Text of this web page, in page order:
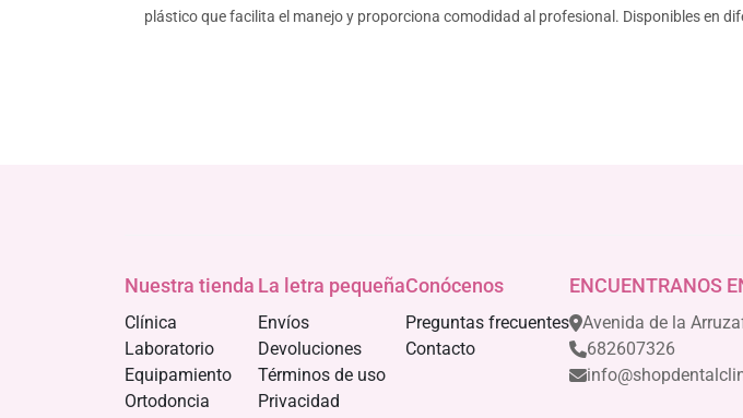
plástico que facilita el manejo y proporciona comodidad al profesional. Disponibles en
Nuestra tienda
Clínica
Laboratorio
Equipamiento
Ortodoncia
La letra pequeña
Envíos
Devoluciones
Términos de uso
Privacidad
Conócenos
Preguntas frecuentes
Contacto
ENCUENTRANOS
Avenida de la
682607326